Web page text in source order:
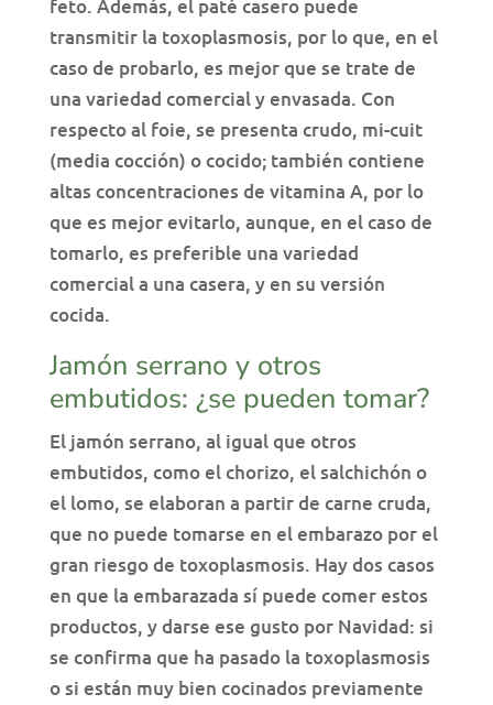
feto. Además, el paté casero puede
transmitir la toxoplasmosis, por lo que, en el
caso de probarlo, es mejor que se trate de
una variedad comercial y envasada. Con
respecto al foie, se presenta crudo, mi-cuit
(media cocción) o cocido; también contiene
altas concentraciones de vitamina A, por lo
que es mejor evitarlo, aunque, en el caso de
tomarlo, es preferible una variedad
comercial a una casera, y en su versión
cocida.
Jamón serrano y otros
embutidos: ¿se pueden tomar?
El jamón serrano, al igual que otros
embutidos, como el chorizo, el salchichón o
el lomo, se elaboran a partir de carne cruda,
que no puede tomarse en el embarazo por el
gran riesgo de toxoplasmosis. Hay dos casos
en que la embarazada sí puede comer estos
productos, y darse ese gusto por Navidad: si
se confirma que ha pasado la toxoplasmosis
o si están muy bien cocinados previamente